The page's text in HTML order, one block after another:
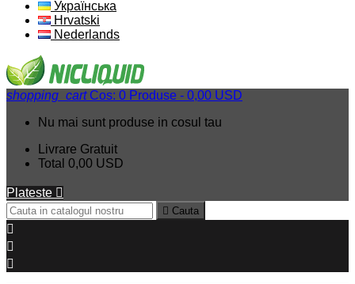
Українська
Hrvatski
Nederlands
shopping_cart Cos: 0 Produse - 0,00 USD
Nu mai sunt produse in cosul tau
Livrare Gratuit
Total 0,00 USD
Plateste 
 Cauta


